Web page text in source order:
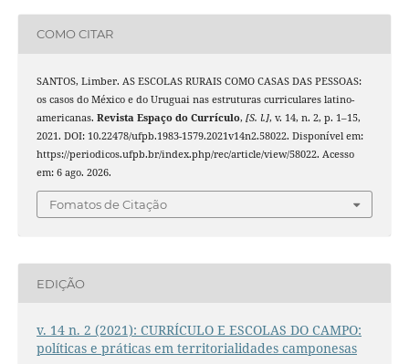
COMO CITAR
SANTOS, Limber. AS ESCOLAS RURAIS COMO CASAS DAS PESSOAS:
os casos do México e do Uruguai nas estruturas curriculares latino-
americanas. Revista Espaço do Currículo, [S. l.], v. 14, n. 2, p. 1–15,
2021. DOI: 10.22478/ufpb.1983-1579.2021v14n2.58022. Disponível em:
https://periodicos.ufpb.br/index.php/rec/article/view/58022. Acesso
em: 6 ago. 2026.
Fomatos de Citação
EDIÇÃO
v. 14 n. 2 (2021): CURRÍCULO E ESCOLAS DO CAMPO:
políticas e práticas em territorialidades camponesas